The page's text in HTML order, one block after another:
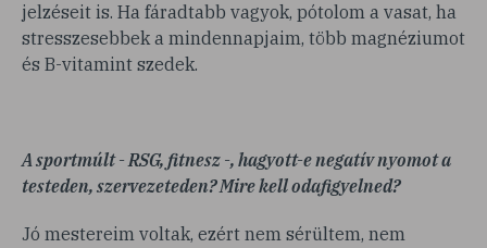
jelzéseit is. Ha fáradtabb vagyok, pótolom a vasat, ha
stresszesebbek a mindennapjaim, több magnéziumot
és B-vitamint szedek.
A sportmúlt - RSG, fitnesz -, hagyott-e negatív nyomot a
testeden, szervezeteden? Mire kell odafigyelned?
Jó mestereim voltak, ezért nem sérültem, nem